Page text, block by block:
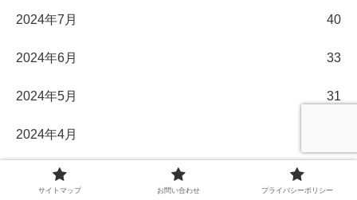
2024年7月 40
2024年6月 33
2024年5月 31
2024年4月
2024年3月
サイトマップ お問い合わせ プライバシーポリシー